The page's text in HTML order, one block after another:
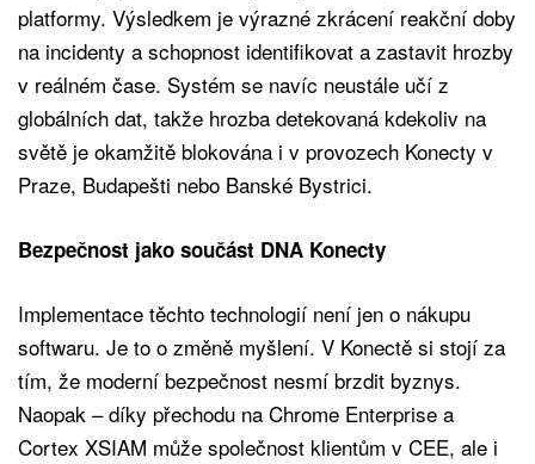
platformy. Výsledkem je výrazné zkrácení reakční doby
na incidenty a schopnost identifikovat a zastavit hrozby
v reálném čase. Systém se navíc neustále učí z
globálních dat, takže hrozba detekovaná kdekoliv na
světě je okamžitě blokována i v provozech Konecty v
Praze, Budapešti nebo Banské Bystrici.
Bezpečnost jako součást DNA Konecty
Implementace těchto technologií není jen o nákupu
softwaru. Je to o změně myšlení. V Konectě si stojí za
tím, že moderní bezpečnost nesmí brzdit byznys.
Naopak – díky přechodu na Chrome Enterprise a
Cortex XSIAM může společnost klientům v CEE, ale i